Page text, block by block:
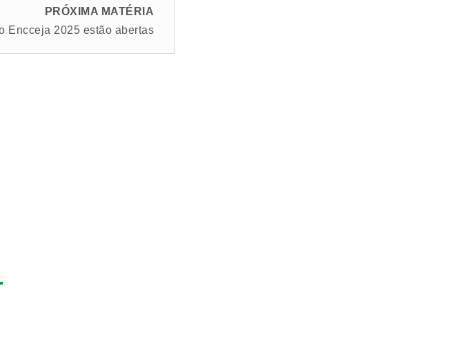
PRÓXIMA MATÉRIA
Encceja 2025 estão abertas